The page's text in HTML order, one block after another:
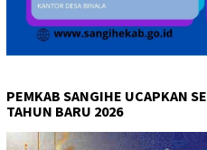
PEMKAB SANGIHE UCAPKAN
TAHUN BARU 2026